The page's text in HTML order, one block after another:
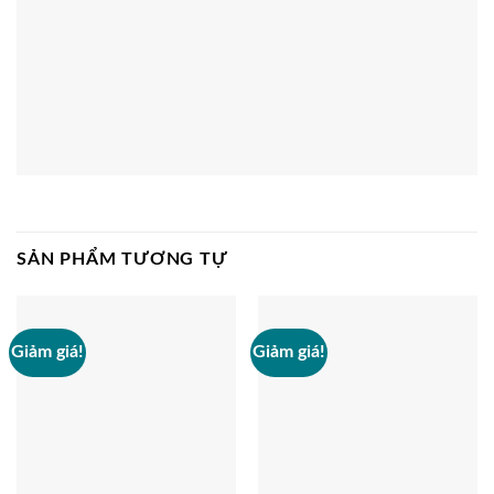
SẢN PHẨM TƯƠNG TỰ
Giảm giá! Giảm giá!